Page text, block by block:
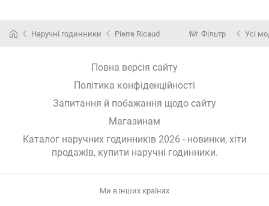
Наручні годинники Pierre Ricaud Фільтр Усі
Повна версія сайту
Політика конфіденційності
Запитання й побажання щодо сайту
Магазинам
Каталог наручних годинників 2026 - новинки, хіти
продажів, купити наручні годинники.
Ми в інших країнах